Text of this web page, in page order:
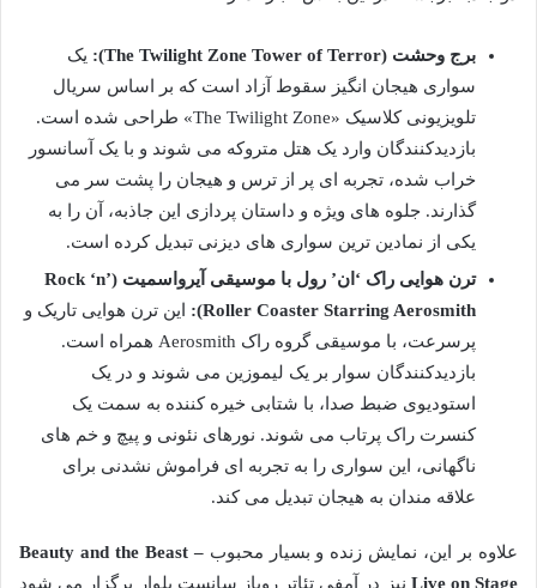
برج وحشت (The Twilight Zone Tower of Terror):
یک
سواری هیجان انگیز سقوط آزاد است که بر اساس سریال
تلویزیونی کلاسیک «The Twilight Zone» طراحی شده است.
بازدیدکنندگان وارد یک هتل متروکه می شوند و با یک آسانسور
خراب شده، تجربه ای پر از ترس و هیجان را پشت سر می
گذارند. جلوه های ویژه و داستان پردازی این جاذبه، آن را به
یکی از نمادین ترین سواری های دیزنی تبدیل کرده است.
ترن هوایی راک ‘ان’ رول با موسیقی آیرواسمیت (Rock ‘n’
Roller Coaster Starring Aerosmith):
این ترن هوایی تاریک و
پرسرعت، با موسیقی گروه راک Aerosmith همراه است.
بازدیدکنندگان سوار بر یک لیموزین می شوند و در یک
استودیوی ضبط صدا، با شتابی خیره کننده به سمت یک
کنسرت راک پرتاب می شوند. نورهای نئونی و پیچ و خم های
ناگهانی، این سواری را به تجربه ای فراموش نشدنی برای
علاقه مندان به هیجان تبدیل می کند.
علاوه بر این، نمایش زنده و بسیار محبوبBeauty and the Beast –
Live on Stage نیز در آمفی تئاتر روباز سانست بلوار برگزار می شود